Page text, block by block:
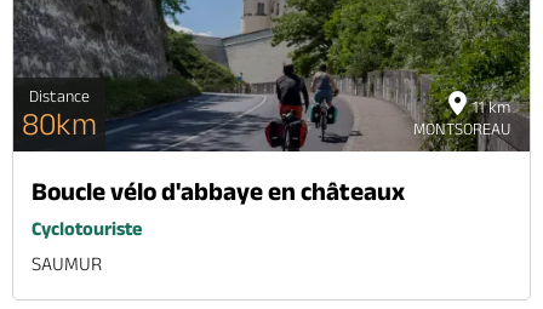
11 km
MONTSOREAU
Distance
80km
Boucle vélo d'abbaye en châteaux
Cyclotouriste
SAUMUR